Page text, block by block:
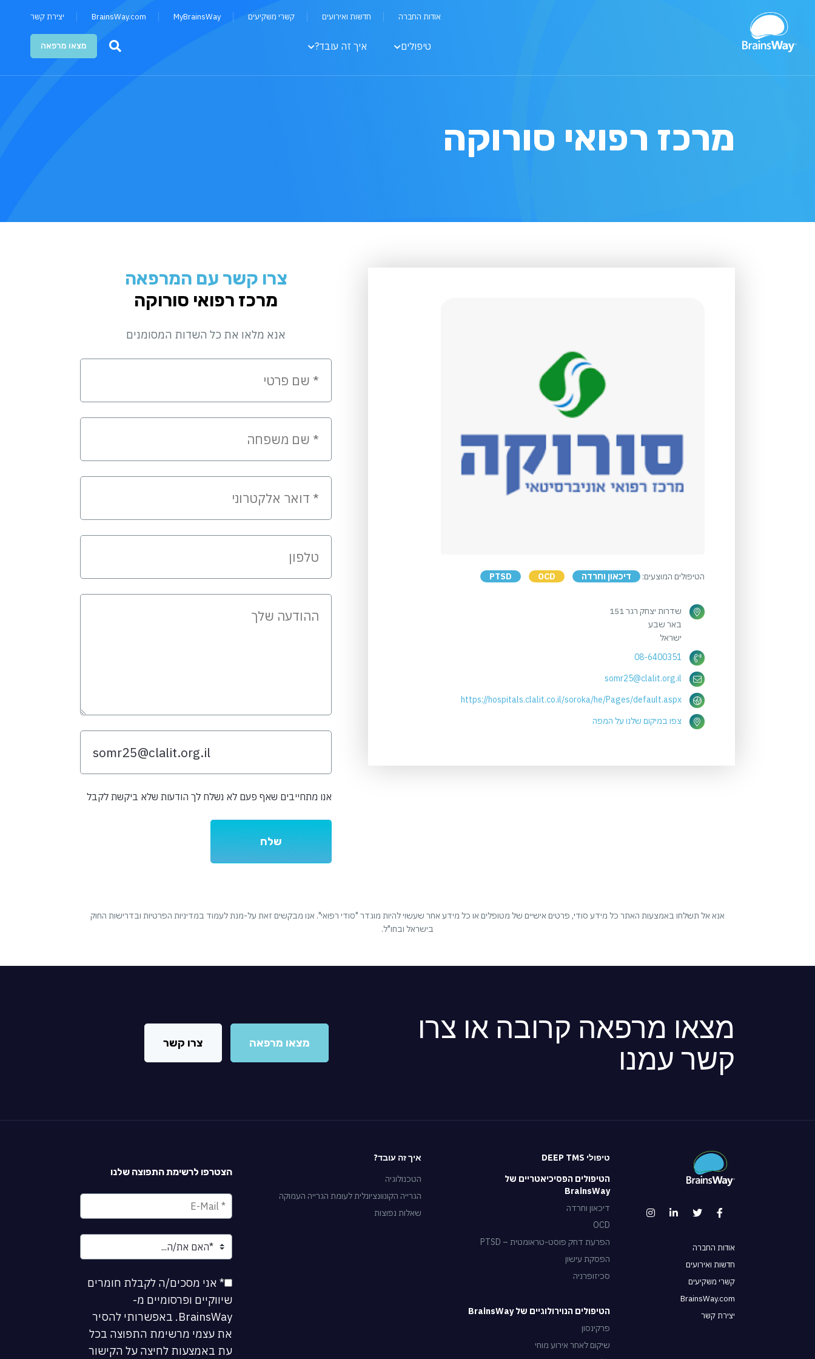
אודות החברה חדשות ואירועים קשרי משקיעים MyBrainsWay
BrainsWay.com יצירת קשר
מצאו מרפאה איך זה עובד? טיפולים
מרכז רפואי סורוקה
הטיפולים המוצעים: דיכאון וחרדה OCD
PTSD
שדרות יצחק רגר 151
באר שבע
ישראל
08-6400351
somr25@clalit.org.il
https://hospitals.clalit.co.il/soroka/he/Pages/default.aspx
צפו במיקום שלנו על המפה
צרו קשר עם המרפאה
מרכז רפואי סורוקה
אנא מלאו את כל השדות המסומנים
אנו מתחייבים שאף פעם לא נשלח לך הודעות שלא ביקשת לקבל
אנא אל תשלחו באמצעות האתר כל מידע סודי, פרטים אישיים של מטופלים או כל מידע אחר שעשוי להיות מוגדר "סודי רפואי". אנו מבקשים זאת על-מנת לעמוד במדיניות הפרטיות ובדרישות החוק
בישראל ובחו"ל.
מצאו מרפאה קרובה או צרו
קשר עמנו
מצאו מרפאה צרו קשר
אודות החברה
חדשות ואירועים
קשרי משקיעים
BrainsWay.com
יצירת קשר
טיפולי DEEP TMS
הטיפולים הפסיכיאטריים של
BrainsWay
דיכאון וחרדה
OCD
הפרעת דחק פוסט-טראומטית – PTSD
הפסקת עישון
סכיזופרניה
הטיפולים הנוירולוגיים של BrainsWay
פרקינסון
שיקום לאחר אירוע מוחי
איך זה עובד?
הטכנולוגיה
הגרייה הקונוונציונלית לעומת הגרייה העמוקה
שאלות נפוצות
הצטרפו לרשימת התפוצה שלנו
* אני מסכים/ה לקבלת חומרים
שיווקיים ופרסומיים מ-
BrainsWay. באפשרותי להסיר
את עצמי מרשימת התפוצה בכל
עת באמצעות לחיצה על הקישור